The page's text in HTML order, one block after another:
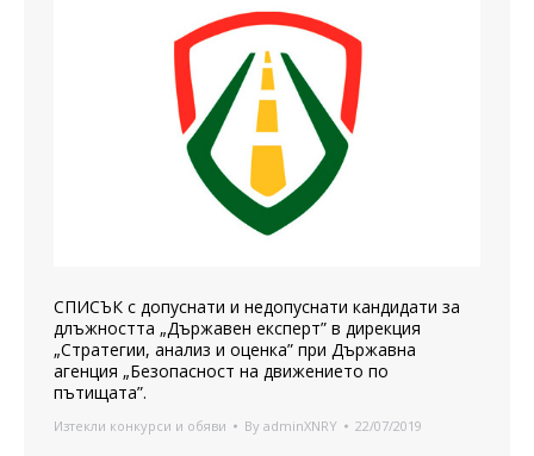
СПИСЪК с допуснати и недопуснати кандидати за
длъжността „Държавен експерт” в дирекция
„Стратегии, анализ и оценка” при Държавна
агенция „Безопасност на движението по
пътищата”.
Изтекли конкурси и обяви By adminXNRY 22/07/2019